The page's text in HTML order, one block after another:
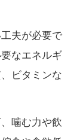
夫が必要で
なエネルギ
ビタミンな
噛む力や飲